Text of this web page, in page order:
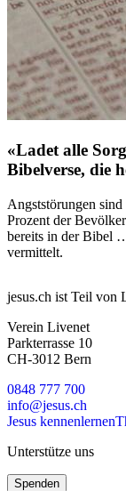
«Ladet alle
Bibelverse, die
Angststörungen
Prozent der
bereits in der Bibel
vermittelt.
jesus.ch ist Teil von
Verein Livenet
Parkterrasse 10
CH-3012 Bern
0848 777 700
info@jesus.ch
Jesus kennenlernen
Unterstütze uns
Spenden